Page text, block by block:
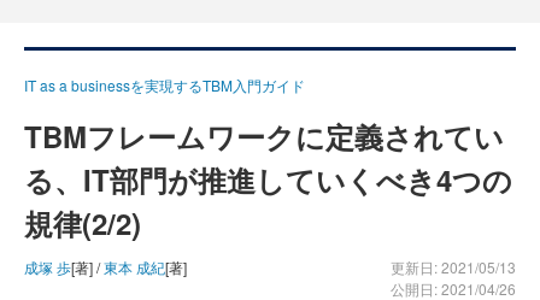
IT as a businessを実現するTBM入門ガイド
TBMフレームワークに定義されてい
る、IT部門が推進していくべき4つの
規律(2/2)
成塚 歩[著] /東本 成紀[著]
更新日: 2021/05/13
公開日: 2021/04/26